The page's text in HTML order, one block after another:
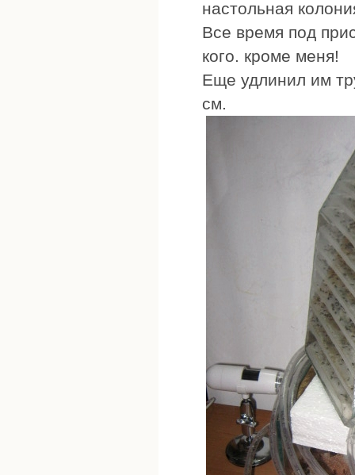
настольная
Все время под
кого. кроме меня!
Еще удлинил им
см.